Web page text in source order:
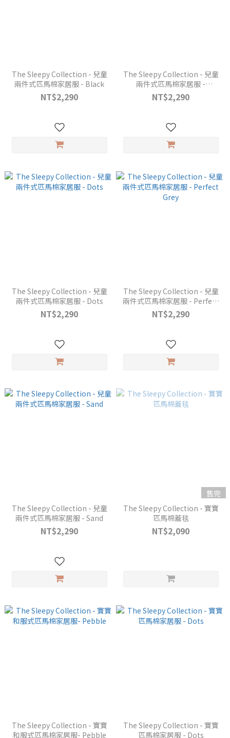
The Sleepy Collection - 兒童
兩件式匹馬棉家居服 - Black
NT$2,290
The Sleepy Collection - 兒童
兩件式匹馬棉家居服 -
Midnight Blue
NT$2,290
The Sleepy Collection - 兒童
兩件式匹馬棉家居服 - Dots
NT$2,290
The Sleepy Collection - 兒童
兩件式匹馬棉家居服 - Perfect
Grey
NT$2,290
The Sleepy Collection - 兒童
兩件式匹馬棉家居服 - Sand
NT$2,290
售完
The Sleepy Collection - 寶寶
匹馬棉蓋毯
NT$2,090
The Sleepy Collection - 寶寶
和服式匹馬棉家居服- Pebble
The Sleepy Collection - 寶寶
匹馬棉家居服 - Dots